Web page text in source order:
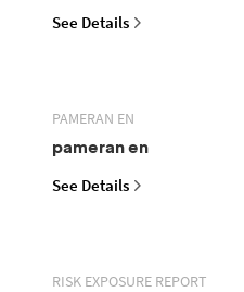
See Details
PAMERAN EN
pameran en
See Details
RISK EXPOSURE REPORT